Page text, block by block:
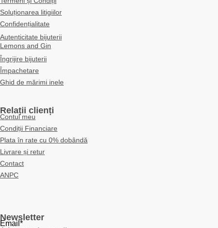
Soluționarea litigiilor
Confidențialitate
Autenticitate bijuterii
Lemons and Gin
Îngrijire bijuterii
Împachetare
Ghid de mărimi inele
Relații clienți
Contul meu
Condiții Financiare
Plata în rate cu 0% dobândă
Livrare și retur
Contact
ANPC
Newsletter
Email *